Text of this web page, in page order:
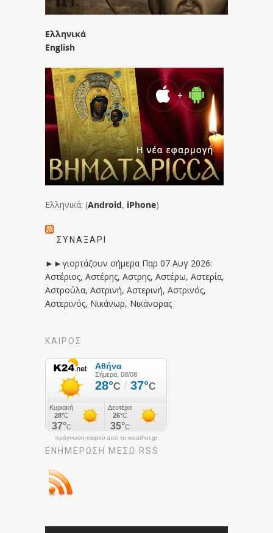
Ελληνικά
English
Ελληνικά: (Android, iPhone)
ΣΥΝΑΞΆΡΙ
►►γιορτάζουν σήμερα Παρ 07 Αυγ 2026:
Αστέριος, Αστέρης, Αστρης, Αστέρω, Αστερία,
Αστρούλα, Αστρινή, Αστερινή, Αστρινός,
Αστερινός, Νικάνωρ, Νικάνορας
ΚΑΙΡΟΣ
πρόγνωση καιρού από το weather.gr
ΕΝΗΜΈΡΩΣΉ ΜΕΣΩ RSS